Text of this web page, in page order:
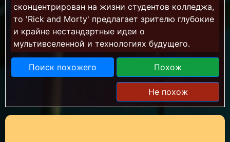
сконцентрирован на жизни студентов колледжа,
то 'Rick and Morty' предлагает зрителю глубокие
и крайне нестандартные идеи о
мультивселенной и технологиях будущего.
Поиск похожего Похож
Не похож